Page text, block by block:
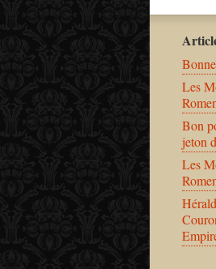
Les
Bon
jeton
Les